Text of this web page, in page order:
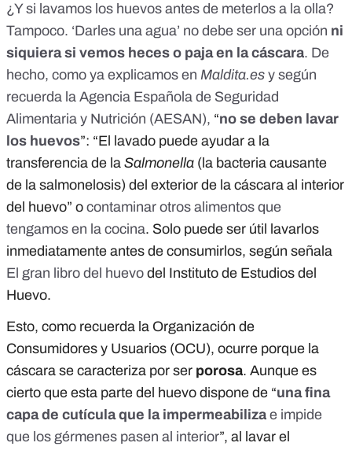
¿Y si lavamos los huevos antes de meterlos a la olla?
Tampoco. ‘Darles una agua’ no debe ser una opción ni
siquiera si vemos heces o paja en la cáscara. De
hecho, como ya explicamos en Maldita.es y según
recuerda la Agencia Española de Seguridad
Alimentaria y Nutrición (AESAN), “no se deben lavar
los huevos”: “El lavado puede ayudar a la
transferencia de la Salmonella (la bacteria causante
de la salmonelosis) del exterior de la cáscara al interior
del huevo” o contaminar otros alimentos que
tengamos en la cocina. Solo puede ser útil lavarlos
inmediatamente antes de consumirlos, según señala
El gran libro del huevo del Instituto de Estudios del
Huevo.
Esto, como recuerda la Organización de
Consumidores y Usuarios (OCU), ocurre porque la
cáscara se caracteriza por ser porosa. Aunque es
cierto que esta parte del huevo dispone de “una fina
capa de cutícula que la impermeabiliza e impide
que los gérmenes pasen al interior”, al lavar el